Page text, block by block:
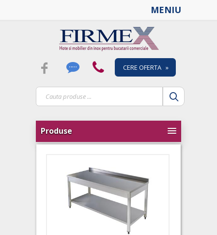
MENIU
CERE OFERTA »
Produse